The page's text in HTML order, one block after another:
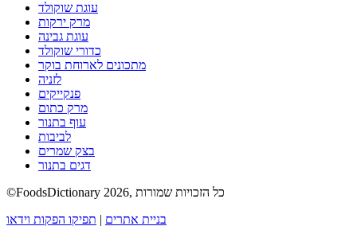
עוגת שוקולד
מרק ירקות
עוגת גבינה
כדורי שוקולד
מתכונים לארוחת בוקר
לזניה
פנקייקים
מרק כתום
עוף בתנור
לביבות
בצק שמרים
דגים בתנור
©FoodsDictionary 2026, כל הזכויות שמורות
בניית אתרים
תפיקו הפקות וידאו